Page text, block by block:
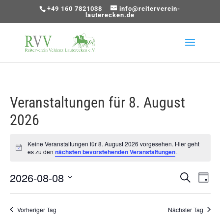
+49 160 7821038
info@reiterverein-
lauterecken.de
Veranstaltungen für 8. August
2026
Hinweis
Keine Veranstaltungen für 8. August 2026 vorgesehen. Hier geht
es zu den nächsten bevorstehenden Veranstaltungen.
Suche
und
Suche
Tag
2026-08-08
Datum
wählen.
Vorheriger Tag Nächster Tag